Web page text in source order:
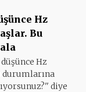
Hz
Bu
Hz
durumlarına
diye